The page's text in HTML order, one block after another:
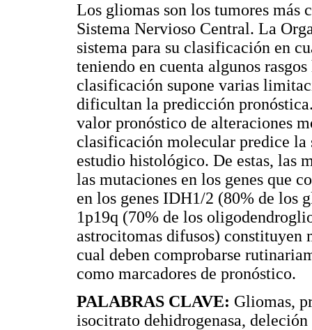
Los gliomas son los tumores más
Sistema Nervioso Central. La
sistema para su clasificación en
teniendo en cuenta algunos
clasificación supone varias
dificultan la predicción
valor pronóstico de alteraciones
clasificación molecular predice la
estudio histológico. De estas, las
las mutaciones en los genes que
en los genes IDH1/2 (80% de los
1p19q (70% de los
astrocitomas difusos) constituyen
cual deben comprobarse
como marcadores de pronóstico.
PALABRAS CLAVE: Gliomas,
isocitrato dehidrogenasa,